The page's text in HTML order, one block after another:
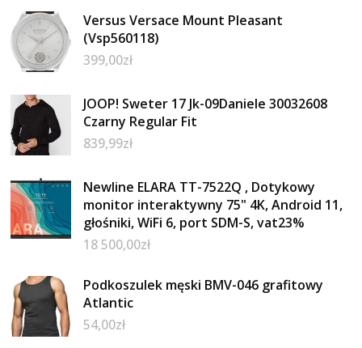
Versus Versace Mount Pleasant
(Vsp560118)
399,00zł
JOOP! Sweter 17 Jk-09Daniele 30032608
Czarny Regular Fit
839,99zł
Newline ELARA TT-7522Q , Dotykowy
monitor interaktywny 75" 4K, Android 11,
głośniki, WiFi 6, port SDM-S, vat23%
18 500,00zł
Podkoszulek męski BMV-046 grafitowy
Atlantic
54,00zł